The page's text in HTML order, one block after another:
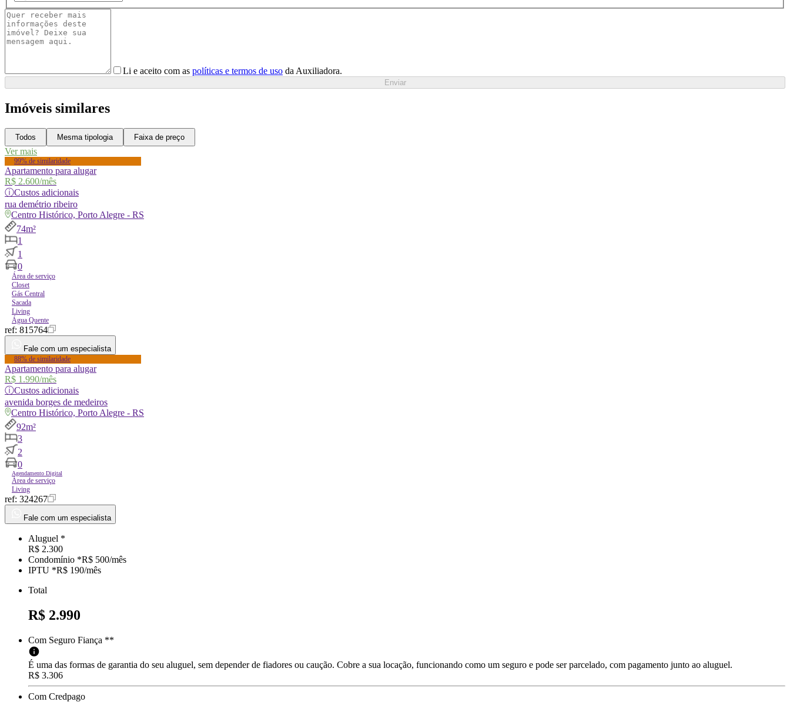
Li e aceito com as políticas e termos de uso da Auxiliadora.
Enviar
Imóveis similares
Todos Mesma tipologia Faixa de preço
Ver mais
99% de similaridade
Apartamento para alugar
R$ 2.600/mês
ⓘCustos adicionais
rua demétrio ribeiro
Centro Histórico, Porto Alegre - RS
74m²
1
1
0
Área de serviço
Closet
Gás Central
Sacada
Living
Água Quente
ref: 815764
Fale com um especialista
88% de similaridade
Apartamento para alugar
R$ 1.990/mês
ⓘCustos adicionais
avenida borges de medeiros
Centro Histórico, Porto Alegre - RS
92m²
3
2
0
Agendamento Digital
Área de serviço
Living
ref: 324267
Fale com um especialista
Aluguel *
R$ 2.300
Condomínio *R$ 500/mês
IPTU *R$ 190/mês
Total
R$ 2.990
Com Seguro Fiança **
É uma das formas de garantia do seu aluguel, sem depender de fiadores ou caução. Cobre a sua locação, funcionando como um seguro e pode ser parcelado, com pagamento junto ao aluguel.
R$ 3.306
Com Credpago